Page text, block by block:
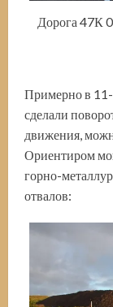
Дорога 47К
Примерно в 11-
сделали
движения,
Ориентиром
горно-
отвалов: